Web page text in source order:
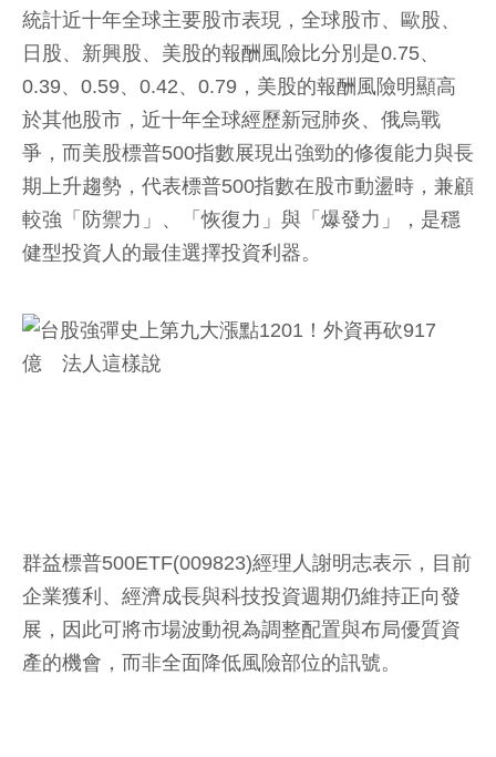
統計近十年全球主要股市表現，全球股市、歐股、
日股、新興股、美股的報酬風險比分別是0.75、
0.39、0.59、0.42、0.79，美股的報酬風險明顯高
於其他股市，近十年全球經歷新冠肺炎、俄烏戰
爭，而美股標普500指數展現出強勁的修復能力與長
期上升趨勢，代表標普500指數在股市動盪時，兼顧
較強「防禦力」、「恢復力」與「爆發力」，是穩
健型投資人的最佳選擇投資利器。
群益標普500ETF(009823)經理人謝明志表示，目前
企業獲利、經濟成長與科技投資週期仍維持正向發
展，因此可將市場波動視為調整配置與布局優質資
產的機會，而非全面降低風險部位的訊號。